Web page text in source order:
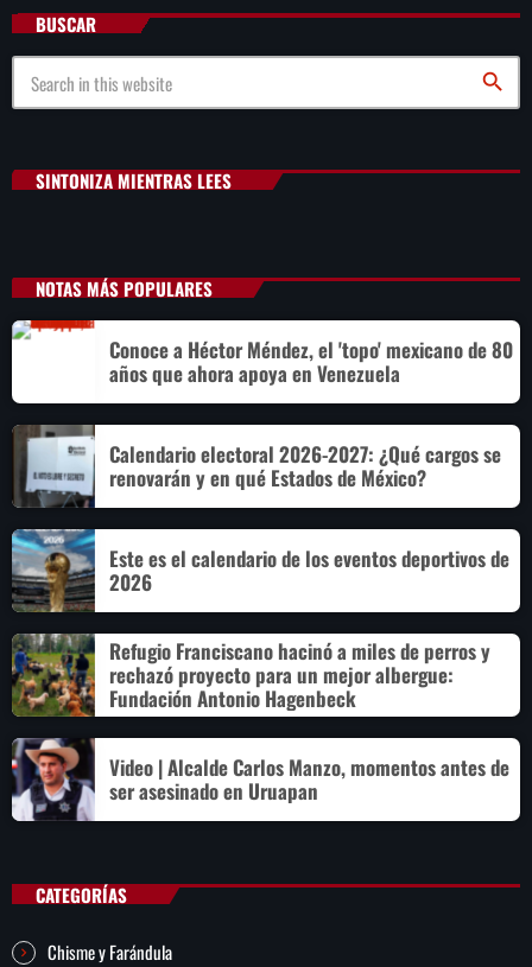
BUSCAR
search
SINTONIZA MIENTRAS LEES
NOTAS MÁS POPULARES
Conoce a Héctor Méndez, el 'topo' mexicano de 80
años que ahora apoya en Venezuela
Calendario electoral 2026-2027: ¿Qué cargos se
renovarán y en qué Estados de México?
Este es el calendario de los eventos deportivos de
2026
Refugio Franciscano hacinó a miles de perros y
rechazó proyecto para un mejor albergue:
Fundación Antonio Hagenbeck
Video | Alcalde Carlos Manzo, momentos antes de
ser asesinado en Uruapan
CATEGORÍAS
Chisme y Farándula